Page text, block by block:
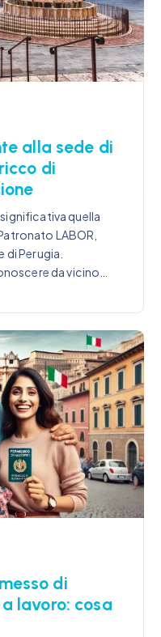
alla sede di
di
quella
LABOR,
di Perugia.
da vicino…
di
lavoro: cosa